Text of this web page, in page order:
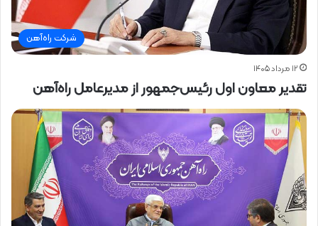
شرکت راه‌آهن
۱۲ مرداد ۱۴۰۵
تقدیر معاون اول رئیس‌جمهور از مدیرعامل راه‌آهن